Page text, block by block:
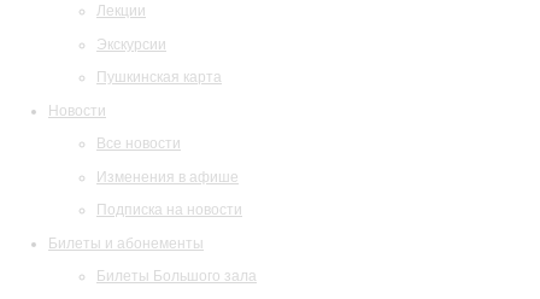
Лекции
Экскурсии
Пушкинская карта
Новости
Все новости
Изменения в афише
Подписка на новости
Билеты и абонементы
Билеты Большого зала